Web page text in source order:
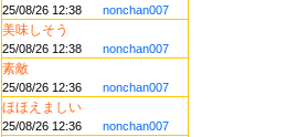
25/08/26 12:38 nonchan007
美味しそう
25/08/26 12:38 nonchan007
素敵
25/08/26 12:36 nonchan007
ほほえましい
25/08/26 12:36 nonchan007